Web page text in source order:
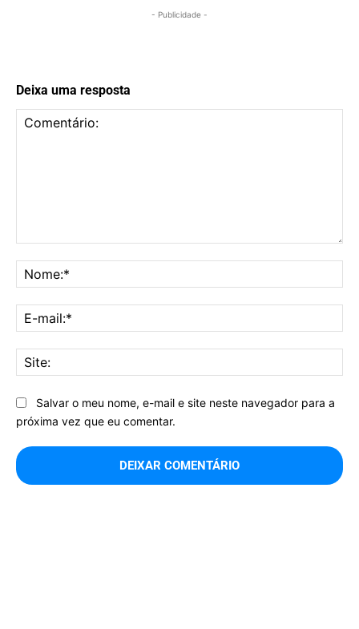
- Publicidade -
Deixa uma resposta
Salvar o meu nome, e-mail e site neste navegador para a
próxima vez que eu comentar.